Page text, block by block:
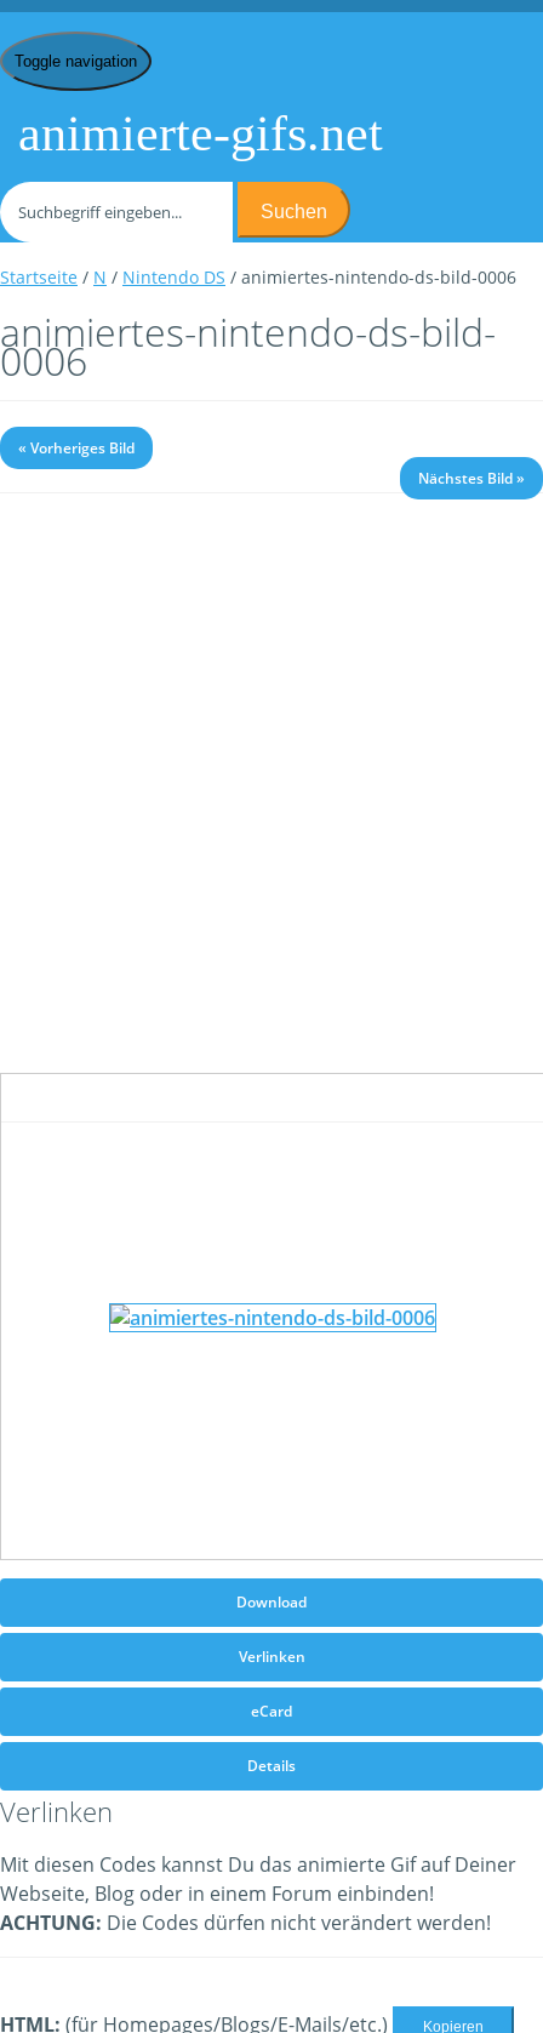
Toggle navigation
animierte-gifs.net
Suchen
Startseite / N / Nintendo DS / animiertes-nintendo-ds-bild-0006
animiertes-nintendo-ds-bild-
0006
« Vorheriges Bild
Nächstes Bild »
Download
Verlinken
eCard
Details
Verlinken
Mit diesen Codes kannst Du das animierte Gif auf Deiner
Webseite, Blog oder in einem Forum einbinden!
ACHTUNG: Die Codes dürfen nicht verändert werden!
HTML: (für Homepages/Blogs/E-Mails/etc.) Kopieren